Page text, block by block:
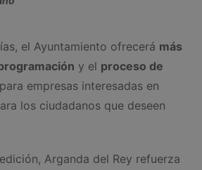
el Ayuntamiento ofrecerá más
y el proceso de
empresas interesadas en
los ciudadanos que deseen
Arganda del Rey refuerza